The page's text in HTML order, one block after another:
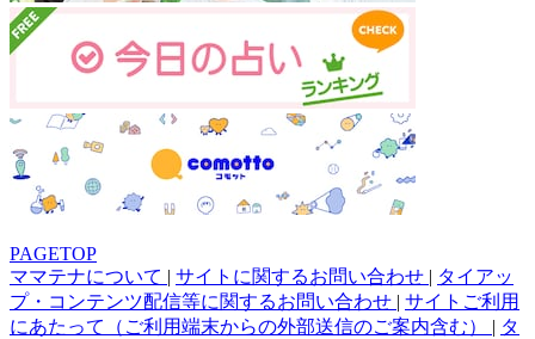
PAGETOP
ママテナについて | サイトに関するお問い合わせ | タイアッ
プ・コンテンツ配信等に関するお問い合わせ | サイトご利用
にあたって（ご利用端末からの外部送信のご案内含む） | タ